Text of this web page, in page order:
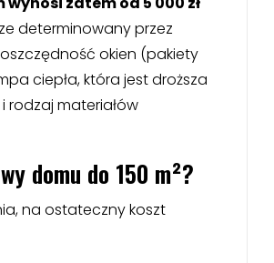
determinowany przez
okien (pakiety
ciepła, która jest droższa
rodzaj materiałów
domu do 150 m²?
na ostateczny koszt